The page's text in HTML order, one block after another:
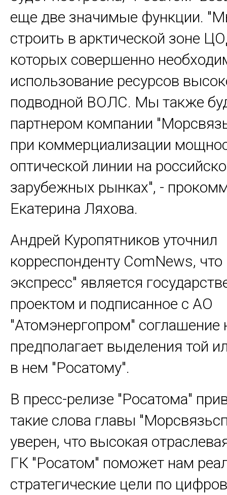
еще две значимые функции.
строить в арктической зоне
которых совершенно
использование ресурсов
подводной ВОЛС. Мы также
партнером компании
при коммерциализации
оптической линии на
зарубежных рынках", -
Екатерина Ляхова.
Андрей Куропятников уточнил
корреспонденту ComNews,
экспресс" является
проектом и подписанное с АО
"Атомэнергопром" соглашение
предполагает выделения той
в нем "Росатому".
В пресс-релизе "Росатома"
такие слова главы
уверен, что высокая
ГК "Росатом" поможет нам
стратегические цели по